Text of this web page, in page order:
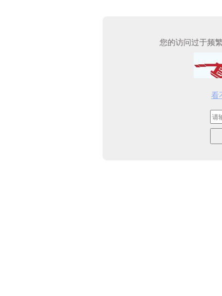
您的访问过于频
看